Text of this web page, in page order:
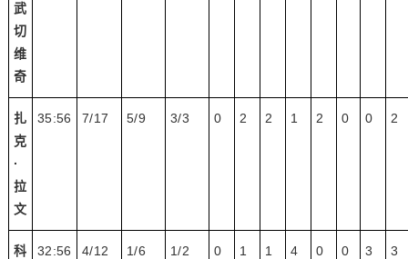
武
切
维
奇
扎
克
·
拉
文
35:56 7/17 5/9 3/3 0 2 2 1 2 0 0 2
科
32:56 4/12 1/6 1/2 0 1 1 4 0 0 3 3